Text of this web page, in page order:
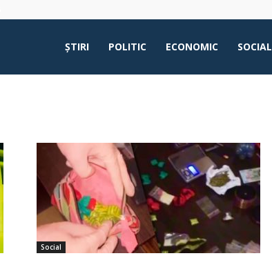
ŞTIRI POLITIC ECONOMIC SOCIAL
Social